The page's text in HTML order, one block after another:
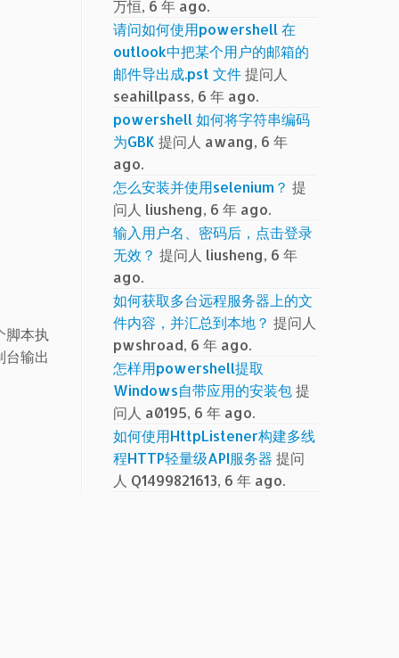
本执
台输出
万恒, 6 年 ago.
请问如何使用powershell 在
outlook中把某个用户的邮箱的
邮件导出成.pst 文件提问人
seahillpass, 6 年 ago.
powershell 如何将字符串编码
为GBK 提问人 awang, 6 年
ago.
怎么安装并使用selenium？ 提
问人 liusheng, 6 年 ago.
输入用户名、密码后，点击登录
无效？ 提问人 liusheng, 6 年
ago.
如何获取多台远程服务器上的文
件内容，并汇总到本地？ 提问人
pwshroad, 6 年 ago.
怎样用powershell提取
Windows自带应用的安装包提
问人 a0195, 6 年 ago.
如何使用HttpListener构建多线
程HTTP轻量级API服务器 提问
人 Q1499821613, 6 年 ago.